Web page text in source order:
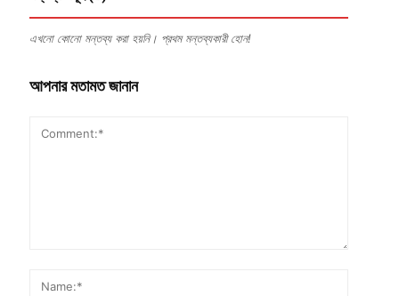
এখনো কোনো মন্তব্য করা হয়নি। প্রথম মন্তব্যকারী হোন!
আপনার মতামত জানান